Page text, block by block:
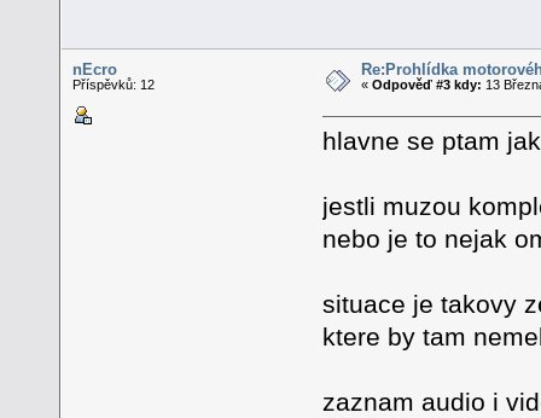
nEcro
Příspěvků: 12
Re:Prohlídka
«Odpověď #3 kdy: 13
hlavne se ptam
jestli muzou
nebo je to nejak
situace je takovy
ktere by tam
zaznam audio i